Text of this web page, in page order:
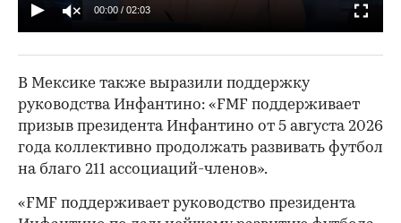
00:00 / 02:03
В Мексике также выразили поддержку
руководства Инфантино: «FMF поддерживает
призыв президента Инфантино от 5 августа 2026
года коллективно продолжать развивать футбол
на благо 211 ассоциаций-членов».
«FMF поддерживает руководство президента